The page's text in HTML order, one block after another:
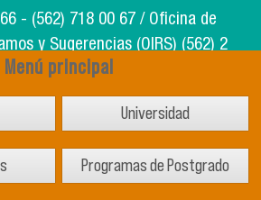
Menú principal
Universidad
Programas de Postgrado
- (562) 718 00 67 / Oficina de
y Sugerencias (OIRS) (562) 2
Segic: (562) 718 02 25